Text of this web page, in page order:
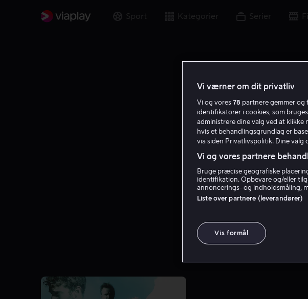
Sport Kategorier Serier
Vi værner om dit privatliv
Vi og vores 78 partnere gemmer og
identifikatorer i cookies, som
administrere dine valg ved at klikke
hvis et behandlingsgrundlag er
via siden Privatlivspolitik. Dine
Vi og vores partnere
Bruge præcise geografiske
identifikation. Opbevare og/eller
annoncerings- og indholdsmåling,
Liste over partnere (leverandører)
Vis formål